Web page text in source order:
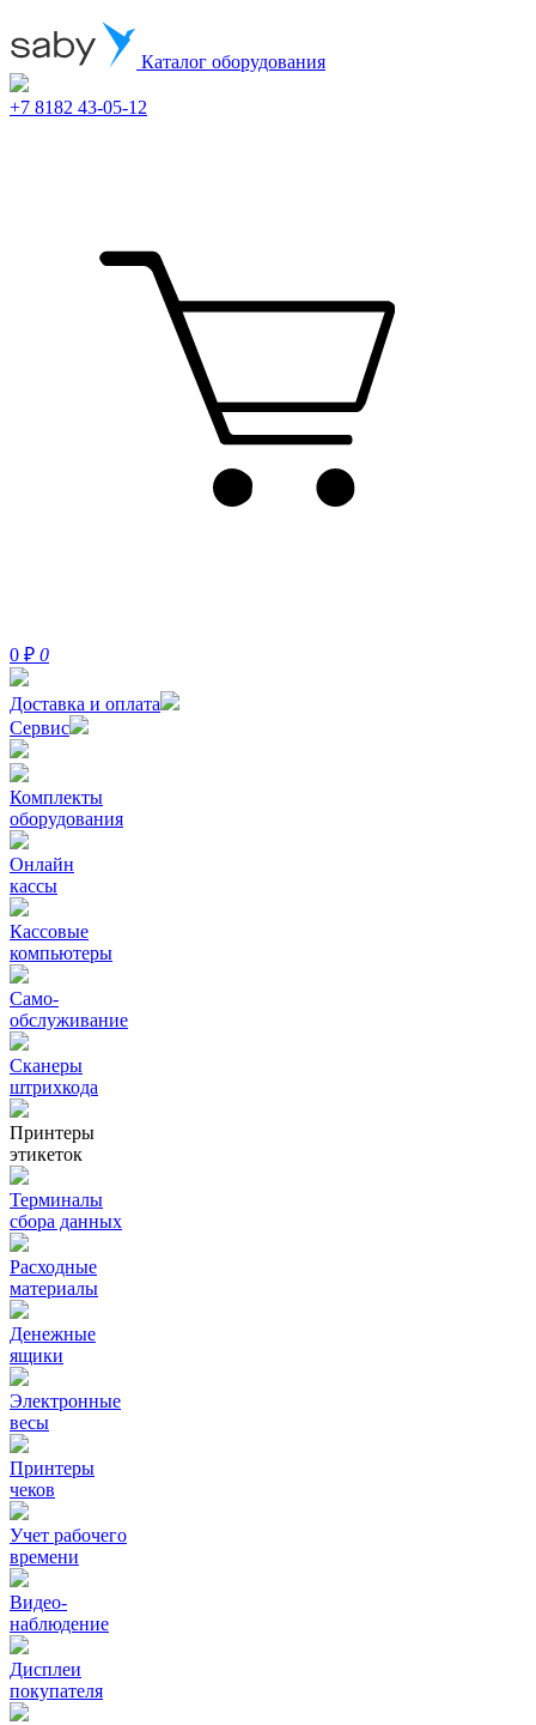
Каталог оборудования
+7 8182 43-05-12
0 ₽ 0
Доставка и оплата
Сервис
Комплекты
оборудования
Онлайн
кассы
Кассовые
компьютеры
Само-
обслуживание
Сканеры
штрихкода
Принтеры
этикеток
Терминалы
сбора данных
Расходные
материалы
Денежные
ящики
Электронные
весы
Принтеры
чеков
Учет рабочего
времени
Видео‑
наблюдение
Дисплеи
покупателя